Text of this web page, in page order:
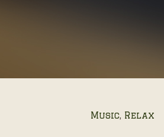
Music, Relax